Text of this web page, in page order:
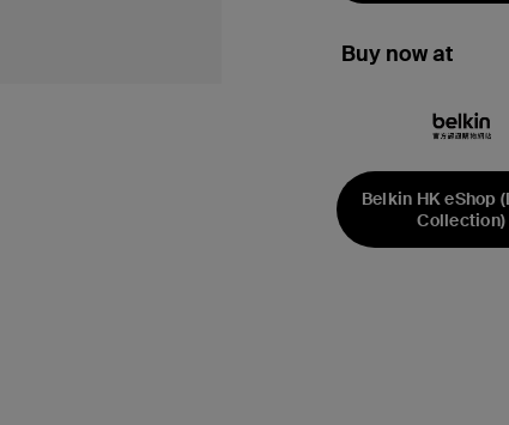
Buy now at
Belkin HK eShop
Collection)